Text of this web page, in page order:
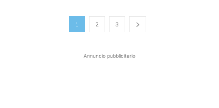
1 2 3
Annuncio pubblicitario